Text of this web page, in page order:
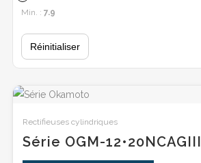
Min. : 7.9
Réinitialiser
Rectifieuses cylindriques
Série OGM-12•20NCAGIII